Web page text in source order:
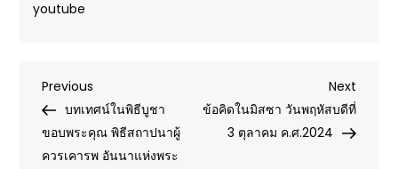
youtube
Post
navigation
Previous
Post
Previous
บทเทศน์ในพิธีบูชา
ขอบพระคุณ พิธีสถาปนาผู้
ควรเคารพ อันนาแห่งพระ
Next
Post
Next
ข้อคิดในมิสซา วันพฤหัสบดีที่
3 ตุลาคม ค.ศ.2024